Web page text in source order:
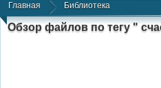
Главная Библиотека
Обзор файлов по тегу "